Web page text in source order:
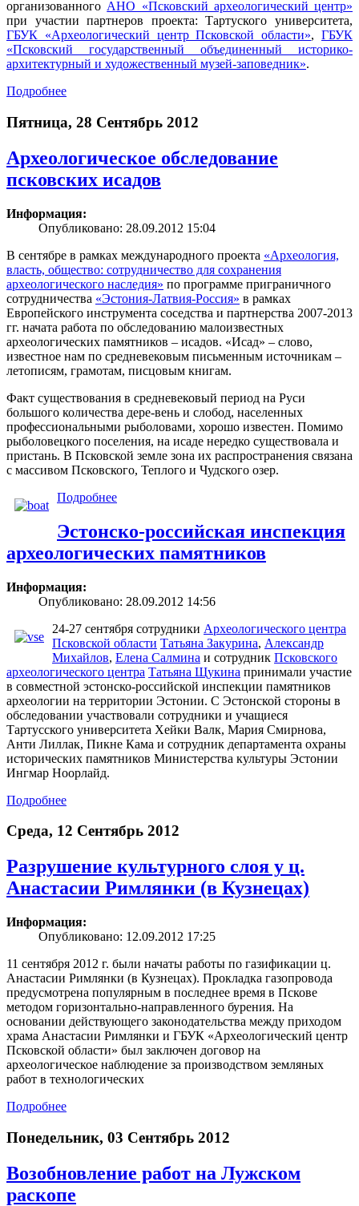
организованного АНО «Псковский археологический центр»
при участии партнеров проекта: Тартуского университета,
ГБУК «Археологический центр Псковской области»,ГБУК
«Псковский государственный объединенный историко-
архитектурный и художественный музей-заповедник».
Подробнее
Пятница, 28 Сентябрь 2012
Археологическое обследование
псковских исадов
Информация:
Опубликовано: 28.09.2012 15:04
В сентябре в рамках международного проекта «Археология,
власть, общество: сотрудничество для сохранения
археологического наследия» по программе приграничного
сотрудничества «Эстония-Латвия-Россия» в рамках
Европейского инструмента соседства и партнерства 2007-2013
гг. начата работа по обследованию малоизвестных
археологических памятников – исадов. «Исад» – слово,
известное нам по средневековым письменным источникам –
летописям, грамотам, писцовым книгам.
Факт существования в средневековый период на Руси
большого количества дере-вень и слобод, населенных
профессиональными рыболовами, хорошо известен. Помимо
рыболовецкого поселения, на исаде нередко существовала и
пристань. В Псковской земле зона их распространения связана
с массивом Псковского, Теплого и Чудского озер.
Подробнее
Эстонско-российская инспекция
археологических памятников
Информация:
Опубликовано: 28.09.2012 14:56
24-27 сентября сотрудники Археологического центра
Псковской области Татьяна Закурина, Александр
Михайлов, Елена Салмина и сотрудник Псковского
археологического центра Татьяна Щукина принимали участие
в совместной эстонско-российской инспекции памятников
археологии на территории Эстонии. С Эстонской стороны в
обследовании участвовали сотрудники и учащиеся
Тартусского университета Хейки Валк, Мария Смирнова,
Анти Лиллак, Пикне Кама и сотрудник департамента охраны
исторических памятников Министерства культуры Эстонии
Ингмар Ноорлайд.
Подробнее
Среда, 12 Сентябрь 2012
Разрушение культурного слоя у ц.
Анастасии Римлянки (в Кузнецах)
Информация:
Опубликовано: 12.09.2012 17:25
11 сентября 2012 г. были начаты работы по газификации ц.
Анастасии Римлянки (в Кузнецах). Прокладка газопровода
предусмотрена популярным в последнее время в Пскове
методом горизонтально-направленного бурения. На
основании действующего законодательства между приходом
храма Анастасии Римлянки и ГБУК «Археологический центр
Псковской области» был заключен договор на
археологическое наблюдение за производством земляных
работ в технологических
Подробнее
Понедельник, 03 Сентябрь 2012
Возобновление работ на Лужском
раскопe